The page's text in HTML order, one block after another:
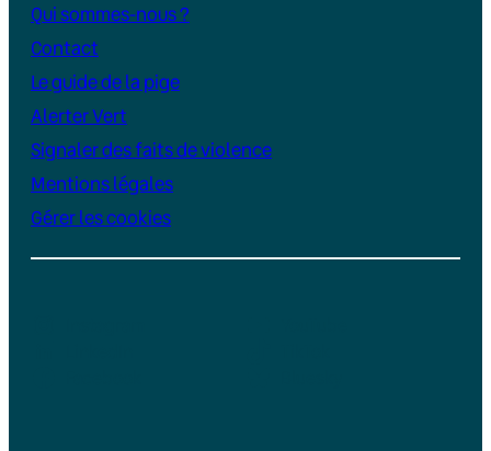
Qui sommes-nous ?
Contact
Le guide de la pige
Alerter Vert
Signaler des faits de violence
Mentions légales
Gérer les cookies